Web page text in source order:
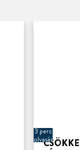
3 perc
olvasás